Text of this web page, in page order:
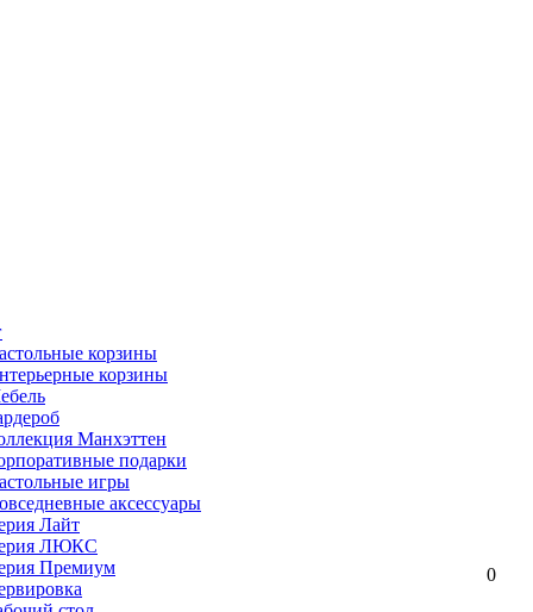
корзины
корзины
Манхэттен
подарки
игры
аксессуары
Лайт
ЛЮКС
Премиум
0